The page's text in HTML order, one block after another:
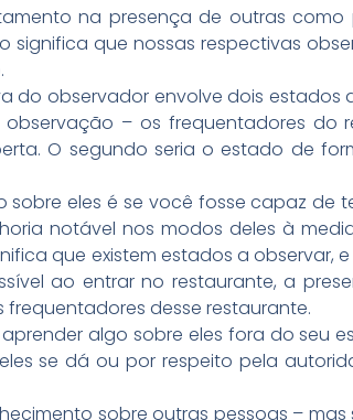
na presença de outras como
que nossas respectivas
do observador envolve dois estados
– os frequentadores do
O segundo seria o estado de
eles é se você fosse capaz de
notável nos modos deles à
que existem estados a observar,
ao entrar no restaurante, a
desse restaurante.
algo sobre eles fora do seu
se dá ou por respeito pela
sobre outras pessoas – mas